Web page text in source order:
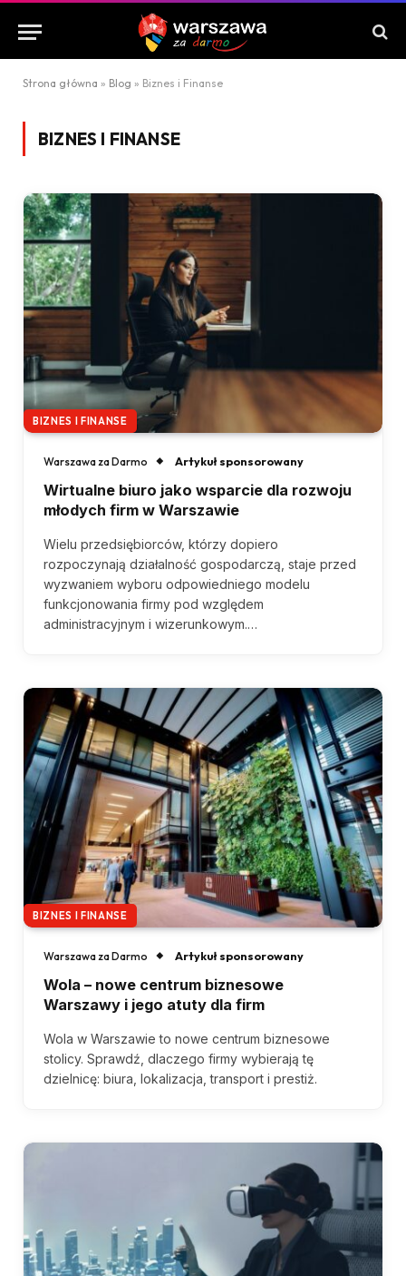
Strona główna » Blog » Biznes i Finanse
BIZNES I FINANSE
BIZNES I FINANSE
Warszawa za Darmo Artykuł sponsorowany
Wirtualne biuro jako wsparcie dla rozwoju
młodych firm w Warszawie
Wielu przedsiębiorców, którzy dopiero
rozpoczynają działalność gospodarczą, staje przed
wyzwaniem wyboru odpowiedniego modelu
funkcjonowania firmy pod względem
administracyjnym i wizerunkowym.…
BIZNES I FINANSE
Warszawa za Darmo Artykuł sponsorowany
Wola – nowe centrum biznesowe
Warszawy i jego atuty dla firm
Wola w Warszawie to nowe centrum biznesowe
stolicy. Sprawdź, dlaczego firmy wybierają tę
dzielnicę: biura, lokalizacja, transport i prestiż.